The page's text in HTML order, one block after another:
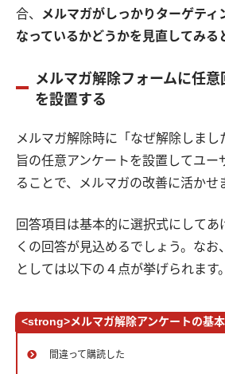
合、
メルマガがしっかりターゲティ
なっているかどうかを見直してみる
メルマガ解除フォームに任意
を設置する
メルマガ解除時に「なぜ解除しま
旨の任意アンケートを設置してユー
ることで、メルマガの改善に活かせ
回答項目は基本的に選択式にしてあ
くの回答が見込めるでしょう。なお
としては以下の４点が挙げられます。
<strong>メルマガ解除アンケートの基
間違って購読した